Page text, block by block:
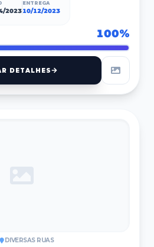
2023
ENTREGA
10/12/2023
100%
DETALHES
DIVERSAS RUAS